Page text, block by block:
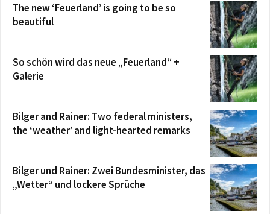
The new ‘Feuerland’ is going to be so
beautiful
So schön wird das neue „Feuerland“ +
Galerie
Bilger and Rainer: Two federal ministers,
the ‘weather’ and light-hearted remarks
Bilger und Rainer: Zwei Bundesminister, das
„Wetter“ und lockere Sprüche